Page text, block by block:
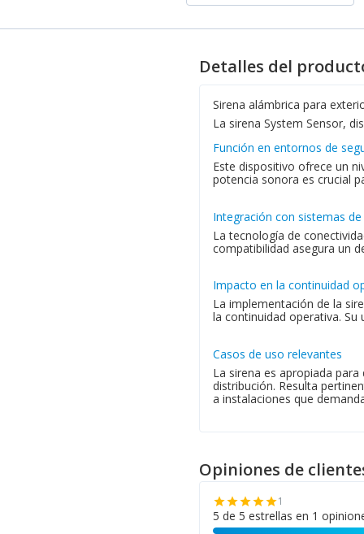
Detalles del
Sirena alámbrica para
La sirena System Sensor,
Función en entornos de
Este dispositivo ofrece un
potencia sonora es crucial
Integración con sistemas
La tecnología de
compatibilidad asegura un
Impacto en la continuidad
La implementación de la
la continuidad operativa.
Casos de uso relevantes
La sirena es apropiada
distribución. Resulta
a instalaciones que
Opiniones de
starstarstarstarstar1
5 de 5 estrellas en 1